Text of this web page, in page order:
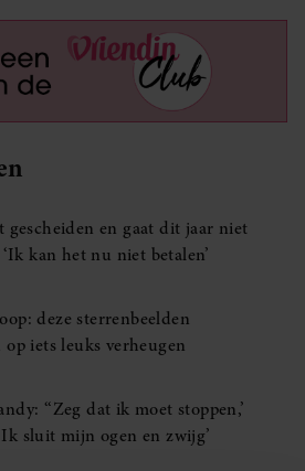
gescheiden en gaat dit jaar niet
kan het nu niet betalen’
deze sterrenbeelden
iets leuks verheugen
‘‘Zeg dat ik moet stoppen,’
sluit mijn ogen en zwijg’